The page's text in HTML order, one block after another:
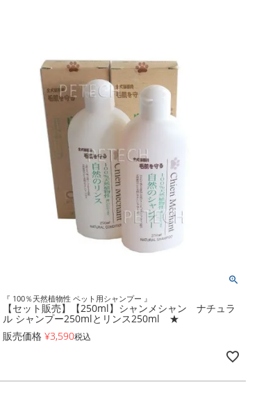
『 100％天然植物性 ペット用シャンプー 』
【セット販売】【250ml】シャンメシャン ナチュラ
ル シャンプー250mlとリンス250ml ★
販売価格 ¥3,590税込